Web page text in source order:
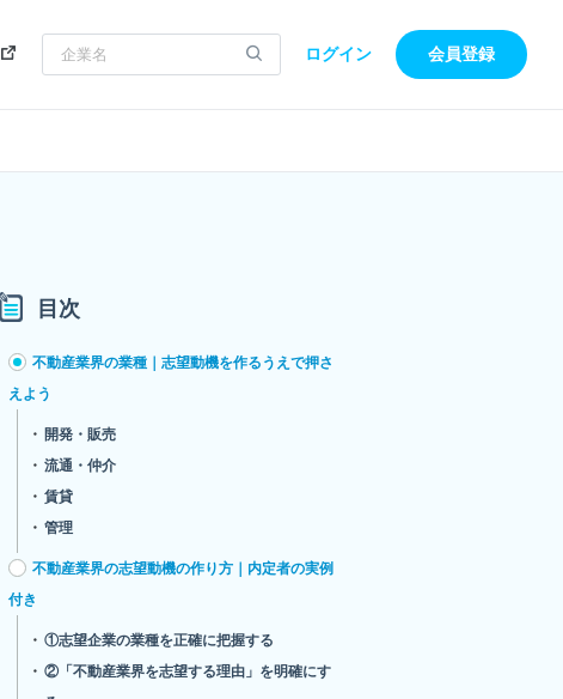
ログイン 会員登録
目次
不動産業界の業種｜志望動機を作るうえで押さ
えよう
開発・販売
流通・仲介
賃貸
管理
不動産業界の志望動機の作り方｜内定者の実例
付き
①志望企業の業種を正確に把握する
②「不動産業界を志望する理由」を明確にす